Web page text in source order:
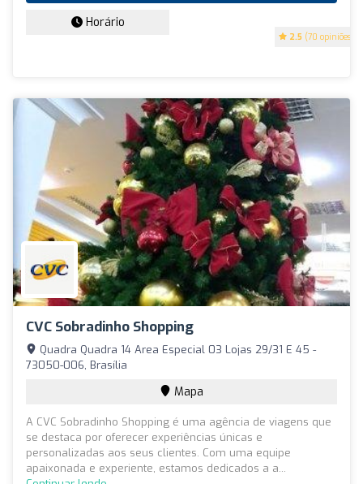
2.5 (70 opiniões)
Horário
CVC Sobradinho Shopping
Quadra Quadra 14 Area Especial 03 Lojas 29/31 E 45 -
73050-006, Brasília
Mapa
A CVC Sobradinho Shopping é uma agência de viagens que
se destaca por oferecer experiências únicas e
personalizadas aos seus clientes. Com uma equipe
apaixonada e experiente, estamos dedicados a a...